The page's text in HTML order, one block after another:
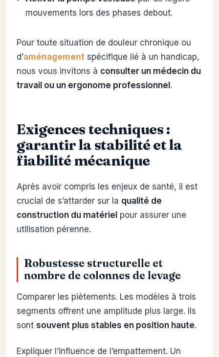
mouvements lors des phases debout.
Pour toute situation de douleur chronique ou
d’aménagement spécifique lié à un handicap,
nous vous invitons à consulter un médecin du
travail ou un ergonome professionnel .
Exigences techniques :
garantir la stabilité et la
fiabilité mécanique
Après avoir compris les enjeux de santé, il est
crucial de s’attarder sur la qualité de
construction du matériel pour assurer une
utilisation pérenne.
Robustesse structurelle et
nombre de colonnes de levage
Comparer les piètements. Les modèles à trois
segments offrent une amplitude plus large. Ils
sont souvent plus stables en position haute.
Expliquer l’influence de l’empattement. Un